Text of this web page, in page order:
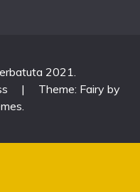
2021.
|
Theme: Fairy by
.